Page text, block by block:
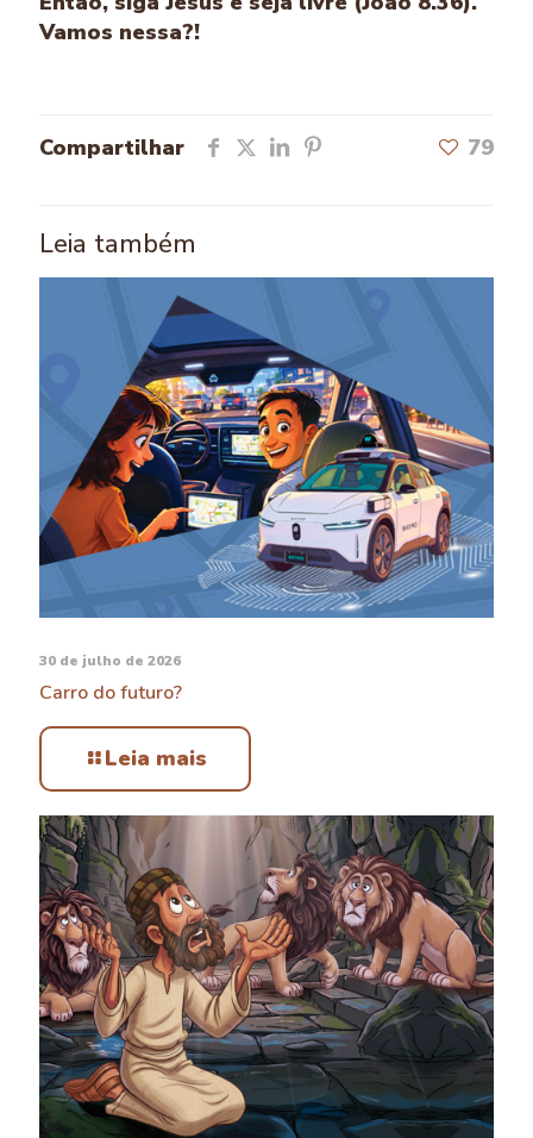
Vamos nessa?!
Compartilhar 79
Leia também
30 de julho de 2026
Carro do futuro?
Leia mais